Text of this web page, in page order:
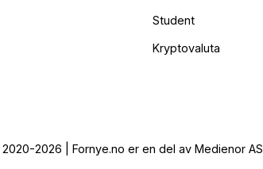
Student
Kryptovaluta
2026 | Fornye.no er en del av Medienor AS